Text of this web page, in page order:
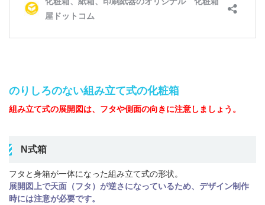
のりしろのない組み立て式の化粧箱
組み立て式の展開図は、フタや側面の向きに注意しましょう。
N式箱
フタと身箱が一体になった組み立て式の形状。
展開図上で天面（フタ）が逆さになっているため、デザイン制作
時には注意が必要です。